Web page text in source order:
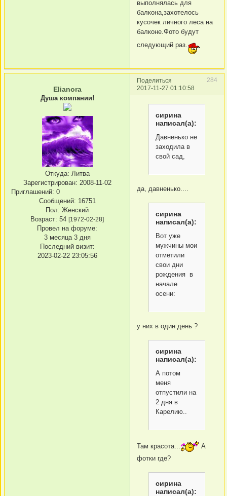
выполнялась для
балкона,захотелось
кусочек личного леса на
балконе.Фото будут
следующий раз.
Поделиться
284
2017-11-27 01:10:58
Elianora
Душа компании!
Откуда: Литва
Зарегистрирован: 2008-11-02
Приглашений: 0
Сообщений: 16751
Пол: Женский
Возраст: 54 [1972-02-28]
Провел на форуме:
3 месяца 3 дня
Последний визит:
2023-02-22 23:05:56
сирина
написал(а):
Давненько не
заходила в
свой сад,
да, давненько....
сирина
написал(а):
Вот уже
мужчины мои
отметили
свои дни
рождения в
начале
осени:
у них в один день ?
сирина
написал(а):
А потом
меня
отпустили на
2 дня в
Карелию..
Там красота...
А
фотки где?
сирина
написал(а):